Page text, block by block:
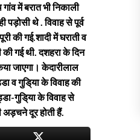
में बरात भी निकाली
पड़ोसी थे . विवाह से पूर्व
की गई.शादी में घराती व
की गई थी. दशहरा के दिन
जाएगा। केदारीलाल
व गुडि्या के विवाह की
गुडि्या के विवाह से
अड़चने दूर होती हैं.